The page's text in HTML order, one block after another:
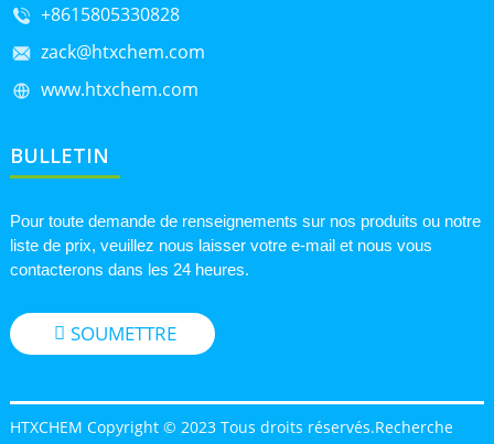
+8615805330828
zack@htxchem.com
www.htxchem.com
BULLETIN
Pour toute demande de renseignements sur nos produits ou notre
liste de prix, veuillez nous laisser votre e-mail et nous vous
contacterons dans les 24 heures.
SOUMETTRE
HTXCHEM Copyright © 2023 Tous droits réservés.Recherche